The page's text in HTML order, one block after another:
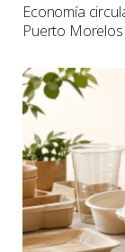
Economía
Puerto Morelos